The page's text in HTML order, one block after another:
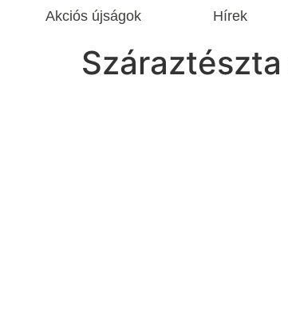
Akciós újságok Hírek